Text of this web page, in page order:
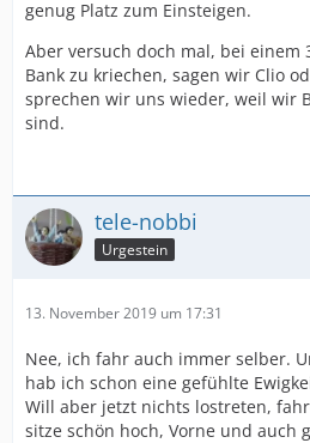
genug Platz zum Einsteigen.
Aber versuch doch mal, bei einem
Bank zu kriechen, sagen wir Clio
sprechen wir uns wieder, weil wir
sind.
tele-nobbi
Urgestein
13. November 2019 um 17:31
Nee, ich fahr auch immer selber.
hab ich schon eine gefühlte
Will aber jetzt nichts lostreten,
sitze schön hoch, Vorne und auch